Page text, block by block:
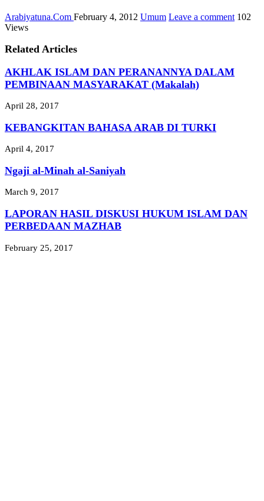
Arabiyatuna.Com February 4, 2012 Umum Leave a comment 102
Views
Related Articles
AKHLAK ISLAM DAN PERANANNYA DALAM
PEMBINAAN MASYARAKAT (Makalah)
April 28, 2017
KEBANGKITAN BAHASA ARAB DI TURKI
April 4, 2017
Ngaji al-Minah al-Saniyah
March 9, 2017
LAPORAN HASIL DISKUSI HUKUM ISLAM DAN
PERBEDAAN MAZHAB
February 25, 2017